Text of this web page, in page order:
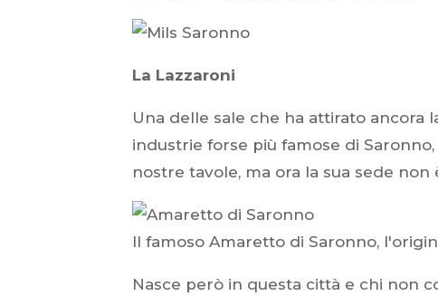
La Lazzaroni
Una delle sale che ha attirato ancora
industrie forse più famose di
nostre tavole, ma ora la sua sede non
Il famoso Amaretto di Saronno,
Nasce però in questa città e chi non